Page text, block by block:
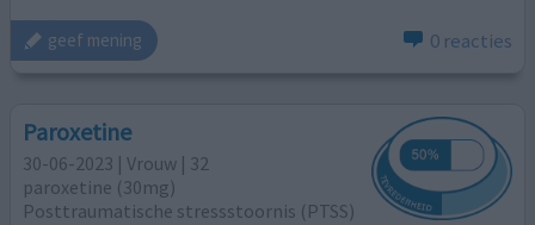
geef mening 0 reacties
Paroxetine
30-06-2023 | Vrouw | 32
paroxetine (30mg)
Posttraumatische stressstoornis (PTSS)